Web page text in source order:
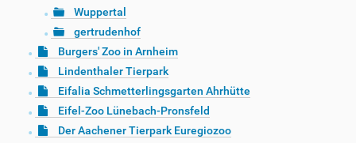
Wuppertal
gertrudenhof
Burgers' Zoo in Arnheim
Lindenthaler Tierpark
Eifalia Schmetterlingsgarten Ahrhütte
Eifel-Zoo Lünebach-Pronsfeld
Der Aachener Tierpark Euregiozoo